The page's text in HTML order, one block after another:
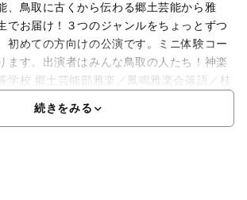
、鳥取に古くから伝わる郷土芸能から雅
でお届け！３つのジャンルをちょっとずつ
初めての方向けの公演です。ミニ体験コー
ます。出演者はみんな鳥取の人たち！神楽
学校 郷土芸能部雅楽／鳳鳴雅楽会落語／桂
続きをみる